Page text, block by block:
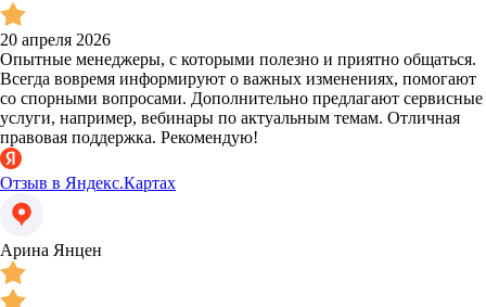
20 апреля 2026
Опытные менеджеры, с которыми полезно и приятно общаться.
Всегда вовремя информируют о важных изменениях, помогают
со спорными вопросами. Дополнительно предлагают сервисные
услуги, например, вебинары по актуальным темам. Отличная
правовая поддержка. Рекомендую!
Отзыв в Яндекс.Картах
Арина Янцен